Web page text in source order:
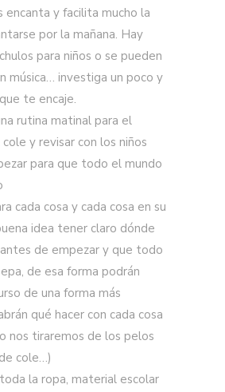
encanta y facilita mucho la
por la mañana. Hay
para niños o se pueden
música… investiga un poco y
te encaje.
rutina matinal para el
y revisar con los niños
para que todo el mundo
cada cosa y cada cosa en su
idea tener claro dónde
de empezar y que todo
de esa forma podrán
de una forma más
qué hacer con cada cosa
nos tiraremos de los pelos
cole…)
la ropa, material escolar